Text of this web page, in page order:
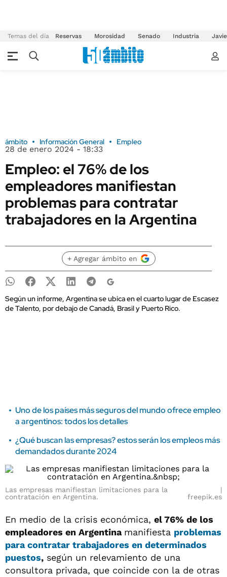
Temas del día Reservas Morosidad Senado Industria
ámbito Información General Empleo
28 de enero 2024 - 18:33
Empleo: el 76% de los
empleadores manifiestan
problemas para contratar
trabajadores en la Argentina
+ Agregar ámbito en
Según un informe, Argentina se ubica en el cuarto lugar de Escasez
de Talento, por debajo de Canadá, Brasil y Puerto Rico.
Uno de los países más seguros del mundo ofrece empleo
a argentinos: todos los detalles
¿Qué buscan las empresas? estos serán los empleos más
demandados durante 2024
Las empresas manifiestan limitaciones para la
contratación en Argentina.
freepik.es
En medio de la crisis económica, el 76% de los
empleadores en Argentina manifiesta problemas
para contratar trabajadores en determinados
puestos, según un relevamiento de una
consultora privada, que coincide con la de otras